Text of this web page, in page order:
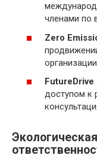
членами по
Zero
доступом к